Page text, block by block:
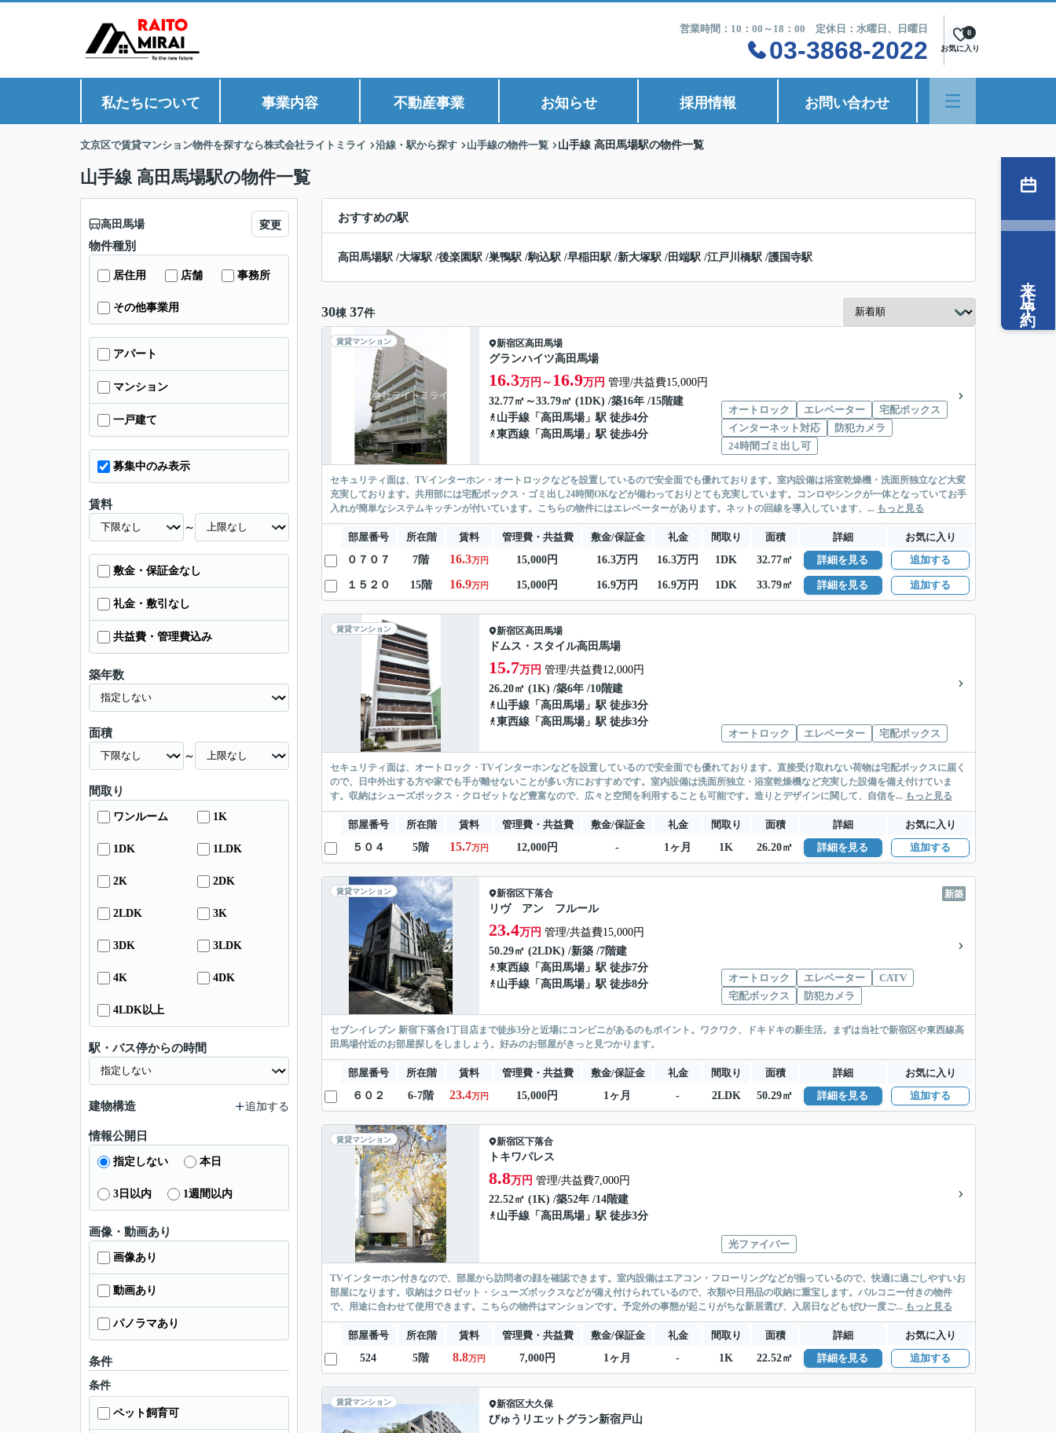
営業時間：10：00～18：00 定休日：水曜日、日曜日
03-3868-2022 お気に入り
0
私たちについて 事業内容 不動産事業 お知らせ 採用情報 お問い合わせ
文京区で賃貸マンション物件を探すなら株式会社ライトミライ 沿線・駅から探す 山手線の物件一覧 山手線 高田馬場駅の物件一覧
山手線 高田馬場駅の物件一覧
おすすめの駅
高田馬場駅 /大塚駅 /後楽園駅 /巣鴨駅 /駒込駅 /早稲田駅 /新大塚駅 /田端駅 /江戸川橋駅 /護国寺駅
30棟 37件
賃貸マンション 新宿区高田馬場
グランハイツ高田馬場
16.3万円～ 16.9万円 管理/共益費15,000円
32.77㎡～33.79㎡ (1DK) /築16年 /15階建
山手線 「 高田馬場」駅 徒歩4分
東西線 「 高田馬場」駅 徒歩4分
オートロック エレベーター
宅配ボックス
インターネット対応
防犯カメラ
24時間ゴミ出し可
セキュリティ面は、TVインターホン・オートロックなどを設置しているので安全面でも優れております。室内設備は浴室乾燥機・洗面所独立など大変
充実しております。共用部には宅配ボックス・ゴミ出し24時間OKなどが備わっておりとても充実しています。コンロやシンクが一体となっていてお手
入れが簡単なシステムキッチンが付いています。こちらの物件にはエレベーターがあります。ネットの回線を導入しています、... もっと見る
部屋番号 所在階 賃料 管理費・共益費 敷金/保証金 礼金 間取り 面積 詳細
お気に入り
０７０７
7階 16.3万円 15,000円 16.3万円 16.3万円 1DK 32.77㎡ 詳細を見る 追加する
１５２０ 15階 16.9万円 15,000円 16.9万円 16.9万円 1DK 33.79㎡ 詳細を見る 追加する
賃貸マンション 新宿区高田馬場
ドムス・スタイル高田馬場
15.7万円 管理/共益費12,000円
26.20㎡ (1K) /築6年 /10階建
山手線 「 高田馬場」駅 徒歩3分
東西線 「 高田馬場」駅 徒歩3分
オートロック
エレベーター 宅配ボックス
セキュリティ面は、オートロック・TVインターホンなどを設置しているので安全面でも優れております。直接受け取れない荷物は宅配ボックスに届く
ので、日中外出する方や家でも手が離せないことが多い方におすすめです。室内設備は洗面所独立・浴室乾燥機など充実した設備を備え付けていま
す。収納はシューズボックス・クロゼットなど豊富なので、広々と空間を利用することも可能です。造りとデザインに関して、自信を... もっと見る
部屋番号 所在階 賃料 管理費・共益費 敷金/保証金 礼金 間取り 面積 詳細
お気に入り
５０４
5階 15.7万円 12,000円 - 1ヶ月 1K 26.20㎡ 詳細を見る 追加する
賃貸マンション 新築
新宿区下落合
リヴ アン フルール
23.4万円 管理/共益費15,000円
50.29㎡ (2LDK) /新築 /7階建
東西線 「 高田馬場」駅 徒歩7分
山手線 「 高田馬場」駅 徒歩8分
オートロック エレベーター
CATV
宅配ボックス
防犯カメラ
セブンイレブン 新宿下落合1丁目店まで徒歩3分と近場にコンビニがあるのもポイント。ワクワク、ドキドキの新生活。まずは当社で新宿区や東西線高
田馬場付近のお部屋探しをしましょう。好みのお部屋がきっと見つかります。
部屋番号 所在階 賃料 管理費・共益費 敷金/保証金 礼金 間取り 面積 詳細
お気に入り
６０２
6-7階 23.4万円 15,000円 1ヶ月 - 2LDK 50.29㎡ 詳細を見る 追加する
賃貸マンション 新宿区下落合
トキワパレス
8.8万円 管理/共益費7,000円
22.52㎡ (1K) /築52年 /14階建
山手線 「 高田馬場」駅 徒歩3分
光ファイバー
TVインターホン付きなので、部屋から訪問者の顔を確認できます。室内設備はエアコン・フローリングなどが揃っているので、快適に過ごしやすいお
部屋になります。収納はクロゼット・シューズボックスなどが備え付けられているので、衣類や日用品の収納に重宝します。バルコニー付きの物件
で、用途に合わせて使用できます。こちらの物件はマンションです。予定外の事態が起こりがちな新居選び、入居日などもぜひ一度ご... もっと見る
部屋番号 所在階 賃料 管理費・共益費 敷金/保証金 礼金 間取り 面積 詳細
お気に入り
524
5階 8.8万円 7,000円 1ヶ月 - 1K 22.52㎡ 詳細を見る 追加する
賃貸マンション 新宿区大久保
びゅうリエットグラン新宿戸山
高田馬場 変更
物件種別
居住用 店舗 事務所
その他事業用
アパート
マンション
一戸建て
募集中のみ表示
賃料
～
敷金・保証金なし
礼金・敷引なし
共益費・管理費込み
築年数
面積
～
間取り
ワンルーム 1K
1DK 1LDK
2K 2DK
2LDK 3K
3DK 3LDK
4K 4DK
4LDK以上
駅・バス停からの時間
建物構造 追加する
情報公開日
指定しない 本日
3日以内 1週間以内
画像・動画あり
画像あり
動画あり
パノラマあり
条件
条件
ペット飼育可
来店予約